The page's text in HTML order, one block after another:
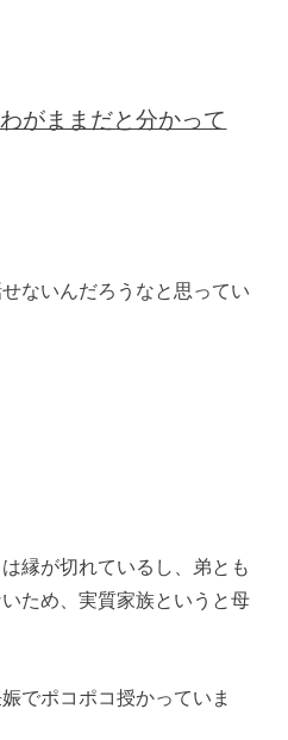
がままだと分かって
ないんだろうなと思ってい
縁が切れているし、弟とも
ため、実質家族というと母
でポコポコ授かっていま